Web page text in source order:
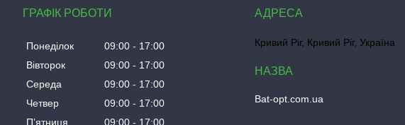
ГРАФІК РОБОТИ
Понеділок 09:00
17:00
Вівторок
09:00
17:00
Середа
09:00
17:00
Четвер
09:00
17:00
Пʼятниця
09:00 17:00
Кривий Ріг, Кривий Ріг, Україна
Bat-opt.com.ua